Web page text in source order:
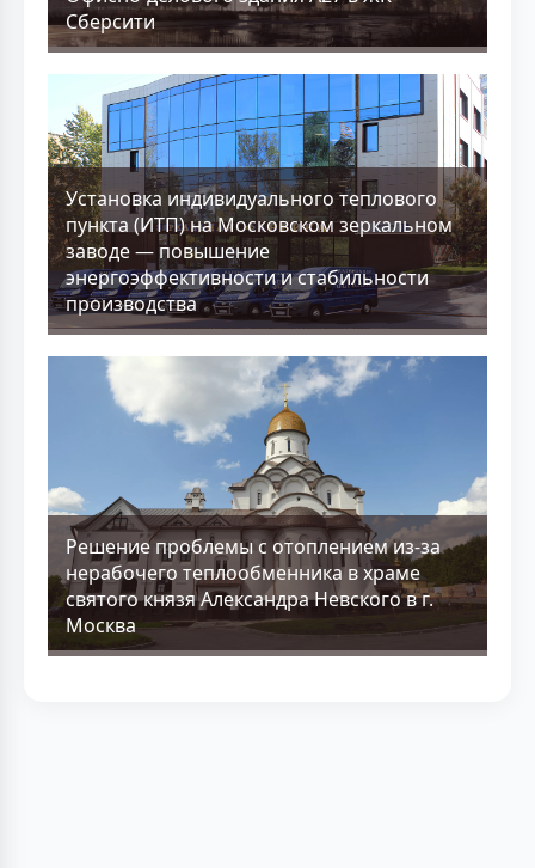
Сберсити
Установка индивидуального теплового
пункта (ИТП) на Московском зеркальном
заводе — повышение
энергоэффективности и стабильности
производства
Решение проблемы с отоплением из-за
нерабочего теплообменника в храме
святого князя Александра Невского в г.
Москва